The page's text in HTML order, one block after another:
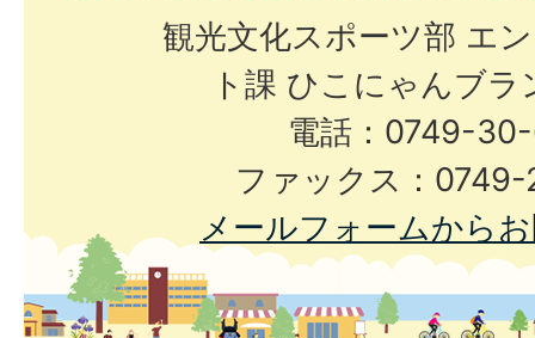
観光文化スポーツ部 エ
ト課 ひこにゃんブラ
電話：0749-
ファックス：
メールフォームから